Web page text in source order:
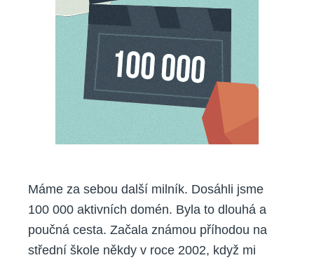
Máme za sebou další milník. Dosáhli jsme
100 000 aktivních domén. Byla to dlouhá a
poučná cesta. Začala známou příhodou na
střední škole někdy v roce 2002, když mi